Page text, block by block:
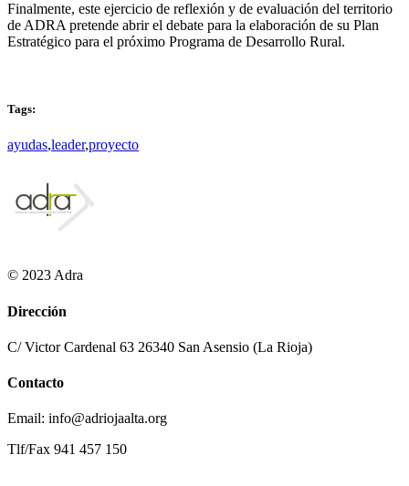
Finalmente, este ejercicio de reflexión y de evaluación del territorio
de ADRA pretende abrir el debate para la elaboración de su Plan
Estratégico para el próximo Programa de Desarrollo Rural.
Tags:
ayudas,leader,proyecto
© 2023 Adra
Dirección
C/ Victor Cardenal 63 26340 San Asensio (La Rioja)
Contacto
Email: info@adriojaalta.org
Tlf/Fax 941 457 150